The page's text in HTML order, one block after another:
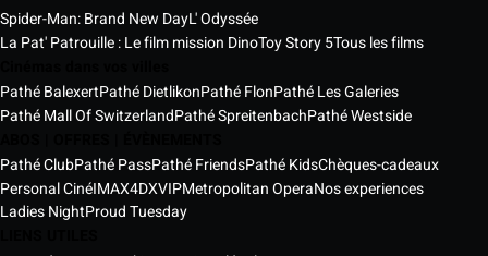
Spider-Man: Brand New DayL' Odyssée
La Pat' Patrouille : Le film mission DinoToy Story 5Tous les films
Pathé BalexertPathé DietlikonPathé FlonPathé Les Galeries
Pathé Mall Of SwitzerlandPathé SpreitenbachPathé Westside
Pathé ClubPathé PassPathé FriendsPathé KidsChèques-cadeaux
Personal CinéIMAX4DXVIPMetropolitan OperaNos experiences
Ladies NightProud Tuesday